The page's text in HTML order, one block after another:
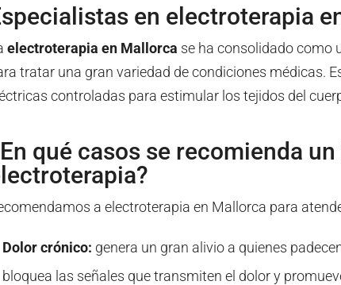
en electroterapia
electroterapia en Mallorca se ha consolidado como
tratar una gran variedad de condiciones médicas.
controladas para estimular los tejidos del
qué casos se recomienda
a electroterapia en Mallorca para
Dolor crónico: genera un gran alivio a quienes
bloquea las señales que transmiten el dolor y